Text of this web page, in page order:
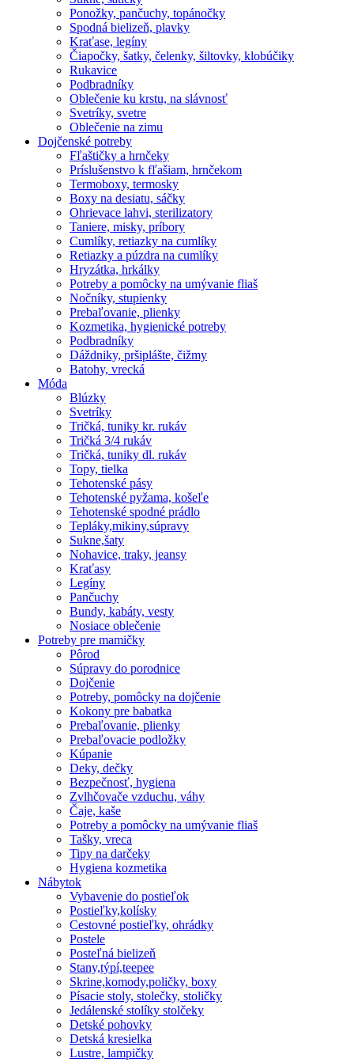
Ponožky, pančuchy, topánočky
Spodná bielizeň, plavky
Kraťase, legíny
Čiapočky, šatky, čelenky, šiltovky, klobúčiky
Rukavice
Podbradníky
Oblečenie ku krstu, na slávnosť
Svetríky, svetre
Oblečenie na zimu
Dojčenské potreby
Fľaštičky a hrnčeky
Príslušenstvo k fľašiam, hrnčekom
Termoboxy, termosky
Boxy na desiatu, sáčky
Ohrievace lahvi, sterilizatory
Taniere, misky, príbory
Cumlíky, retiazky na cumlíky
Retiazky a púzdra na cumlíky
Hryzátka, hrkálky
Potreby a pomôcky na umývanie fliaš
Nočníky, stupienky
Prebaľovanie, plienky
Kozmetika, hygienické potreby
Podbradníky
Dáždniky, pršiplášte, čižmy
Batohy, vrecká
Móda
Blúzky
Svetríky
Tričká, tuniky kr. rukáv
Tričká 3/4 rukáv
Tričká, tuniky dl. rukáv
Topy, tielka
Tehotenské pásy
Tehotenské pyžama, košeľe
Tehotenské spodné prádlo
Tepláky,mikiny,súpravy
Sukne,šaty
Nohavice, traky, jeansy
Kraťasy
Legíny
Pančuchy
Bundy, kabáty, vesty
Nosiace oblečenie
Potreby pre mamičky
Pôrod
Súpravy do porodnice
Dojčenie
Potreby, pomôcky na dojčenie
Kokony pre babatka
Prebaľovanie, plienky
Prebaľovacie podložky
Kúpanie
Deky, dečky
Bezpečnosť, hygiena
Zvlhčovače vzduchu, váhy
Čaje, kaše
Potreby a pomôcky na umývanie fliaš
Tašky, vreca
Tipy na darčeky
Hygiena kozmetika
Nábytok
Vybavenie do postieľok
Postieľky,kolísky
Cestovné postieľky, ohrádky
Postele
Posteľná bielizeň
Stany,týpí,teepee
Skrine,komody,poličky, boxy
Písacie stoly, stolečky, stoličky
Jedálenské stolíky stolčeky
Detské pohovky
Detská kresielka
Lustre, lampičky